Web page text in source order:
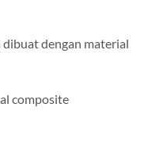
dibuat dengan material
composite